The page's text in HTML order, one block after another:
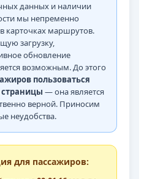
данных и наличии
мы непременно
карточках маршрутов.
загрузку,
обновление
возможным. До этого
пользоваться
— она является
верной. Приносим
неудобства.
для пассажиров: